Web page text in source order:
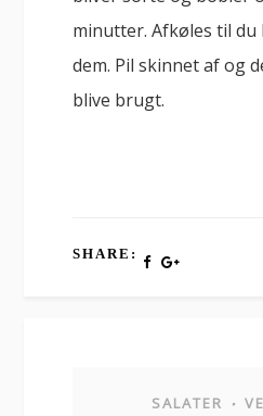
minutter. Afkøles til du
dem. Pil skinnet af og
blive brugt.
SHARE:
SALATER •